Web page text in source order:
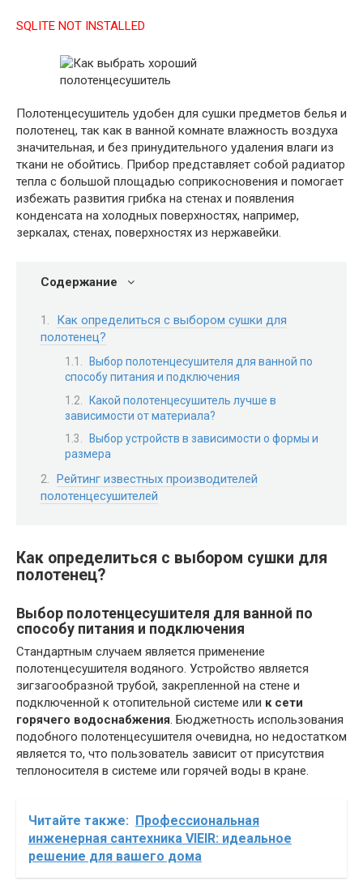
SQLITE NOT INSTALLED
Полотенцесушитель удобен для сушки предметов белья и
полотенец, так как в ванной комнате влажность воздуха
значительная, и без принудительного удаления влаги из
ткани не обойтись. Прибор представляет собой радиатор
тепла с большой площадью соприкосновения и помогает
избежать развития грибка на стенах и появления
конденсата на холодных поверхностях, например,
зеркалах, стенах, поверхностях из нержавейки.
Содержание
Как определиться с выбором сушки для
полотенец?
Выбор полотенцесушителя для ванной по
способу питания и подключения
Какой полотенцесушитель лучше в
зависимости от материала?
Выбор устройств в зависимости о формы и
размера
Рейтинг известных производителей
полотенцесушителей
Как определиться с выбором сушки для
полотенец?
Выбор полотенцесушителя для ванной по
способу питания и подключения
Стандартным случаем является применение
полотенцесушителя водяного. Устройство является
зигзагообразной трубой, закрепленной на стене и
подключенной к отопительной системе или к сети
горячего водоснабжения. Бюджетность использования
подобного полотенцесушителя очевидна, но недостатком
является то, что пользователь зависит от присутствия
теплоносителя в системе или горячей воды в кране.
Читайте также:
Профессиональная
инженерная сантехника VIEIR: идеальное
решение для вашего дома